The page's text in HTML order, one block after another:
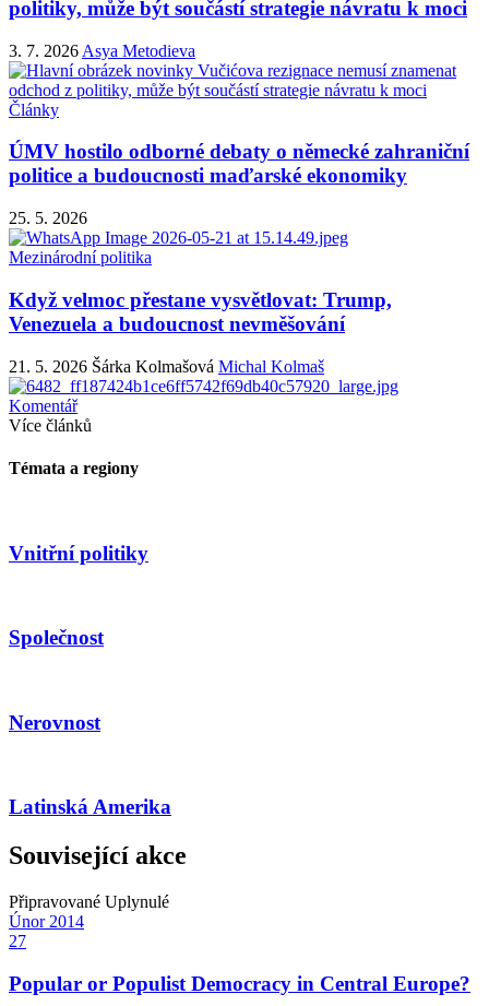
politiky, může být součástí strategie návratu k moci
3. 7. 2026 Asya Metodieva
Články
ÚMV hostilo odborné debaty o německé zahraniční
politice a budoucnosti maďarské ekonomiky
25. 5. 2026
Mezinárodní politika
Když velmoc přestane vysvětlovat: Trump,
Venezuela a budoucnost nevměšování
21. 5. 2026 Šárka Kolmašová Michal Kolmaš
Komentář
Více článků
Témata a regiony
Vnitřní politiky
Společnost
Nerovnost
Latinská Amerika
Související akce
Připravované Uplynulé
Únor 2014
27
Popular or Populist Democracy in Central Europe?